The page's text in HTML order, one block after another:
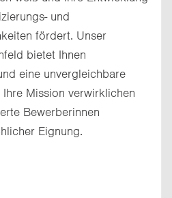
und
fördert. Unser
bietet Ihnen
eine unvergleichbare
Mission verwirklichen
Bewerberinnen
Eignung.